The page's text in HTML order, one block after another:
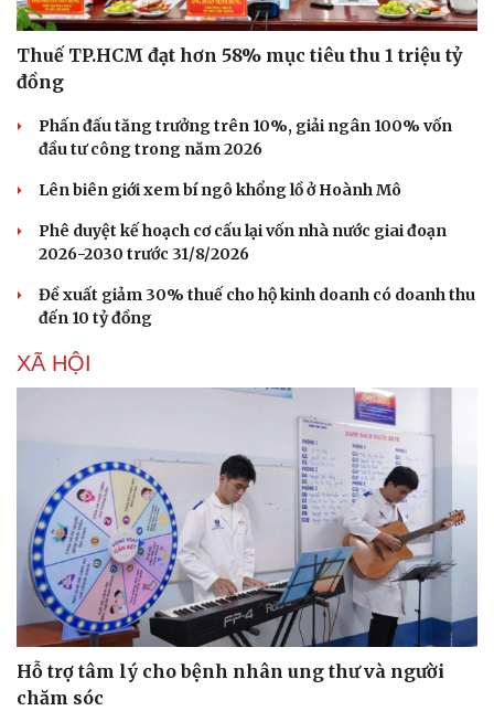
Làm đẹp - giảm cân
Phòng mạch online
Ăn sạch sống khỏe
Văn hóa
Sân khấu - Điện ảnh
Văn học
Âm nhạc
Di sản
Giải trí
Nghệ sĩ
Thời trang
Thuế TP.HCM đạt hơn 58% mục tiêu thu 1 triệu tỷ
đồng
Phấn đấu tăng trưởng trên 10%, giải ngân 100% vốn
đầu tư công trong năm 2026
Lên biên giới xem bí ngô khổng lồ ở Hoành Mô
Phê duyệt kế hoạch cơ cấu lại vốn nhà nước giai đoạn
2026-2030 trước 31/8/2026
Đề xuất giảm 30% thuế cho hộ kinh doanh có doanh thu
đến 10 tỷ đồng
XÃ HỘI
Hỗ trợ tâm lý cho bệnh nhân ung thư và người
chăm sóc